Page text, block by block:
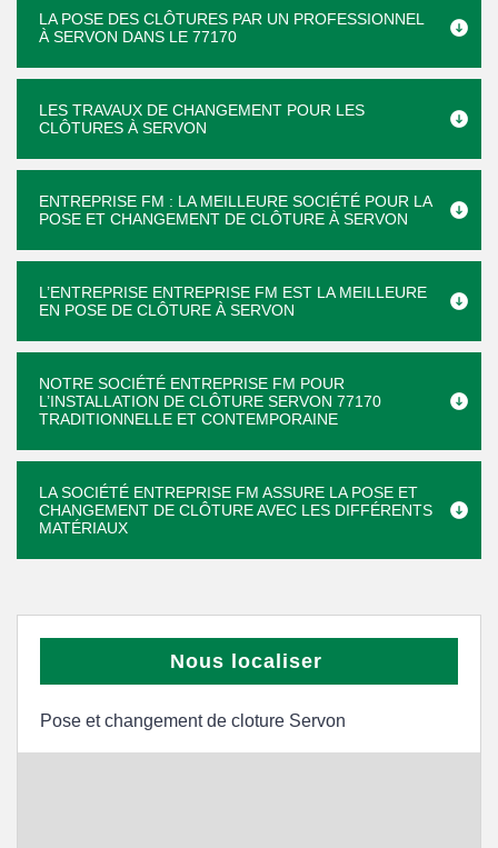
LA POSE DES CLÔTURES PAR UN PROFESSIONNEL
À SERVON DANS LE 77170
LES TRAVAUX DE CHANGEMENT POUR LES
CLÔTURES À SERVON
ENTREPRISE FM : LA MEILLEURE SOCIÉTÉ POUR LA
POSE ET CHANGEMENT DE CLÔTURE À SERVON
L’ENTREPRISE ENTREPRISE FM EST LA MEILLEURE
EN POSE DE CLÔTURE À SERVON
NOTRE SOCIÉTÉ ENTREPRISE FM POUR
L’INSTALLATION DE CLÔTURE SERVON 77170
TRADITIONNELLE ET CONTEMPORAINE
LA SOCIÉTÉ ENTREPRISE FM ASSURE LA POSE ET
CHANGEMENT DE CLÔTURE AVEC LES DIFFÉRENTS
MATÉRIAUX
Nous localiser
Pose et changement de cloture Servon